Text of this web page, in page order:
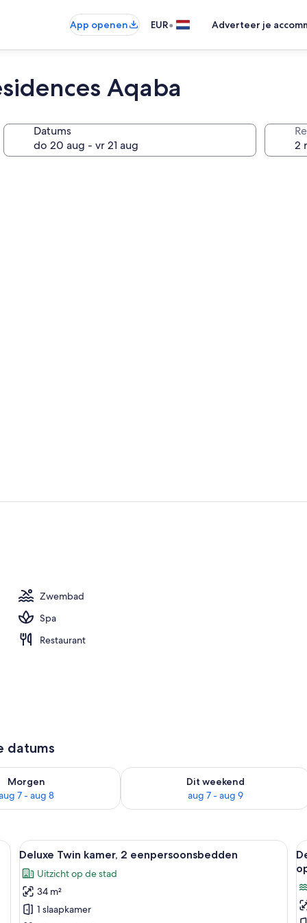
App openen EUR• Adverteer je
Aqaba
Datums
Zwembad
Spa
Restaurant
datums
- aug 7
Morgen
7 - aug 8
controleren voor morgen aug 7 - aug 8
Dit weekend
aug 7 - aug 9
De beschikbaarheid controleren voor
twee bedlampjes, een plafondventilator, een groot raam met gordijnen en
Alle
foto's
voor
Deluxe
Twin
Een hotelkamer met twee bedden,
13
Deluxe Twin kamer, 2 eenpersoonsbedden
Uitzicht op de stad
34 m²
1 slaapkamer